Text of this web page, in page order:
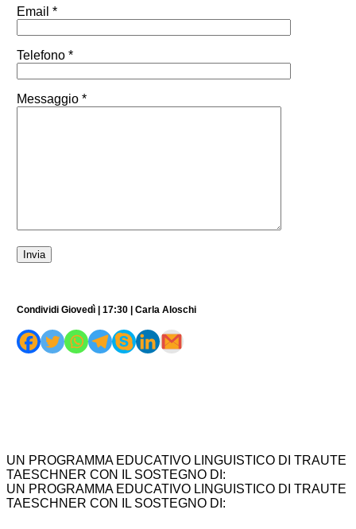
Email *
Telefono *
Messaggio *
Condividi Giovedì | 17:30 | Carla Aloschi
UN PROGRAMMA EDUCATIVO LINGUISTICO DI TRAUTE
TAESCHNER CON IL SOSTEGNO DI:
UN PROGRAMMA EDUCATIVO LINGUISTICO DI TRAUTE
TAESCHNER CON IL SOSTEGNO DI: